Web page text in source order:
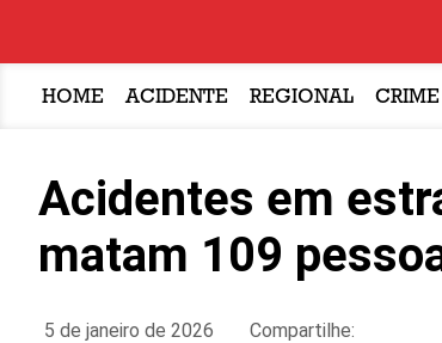
HOME ACIDENTE REGIONAL CRIME
Acidentes em
matam 109
5 de janeiro de 2026 Compartilhe: